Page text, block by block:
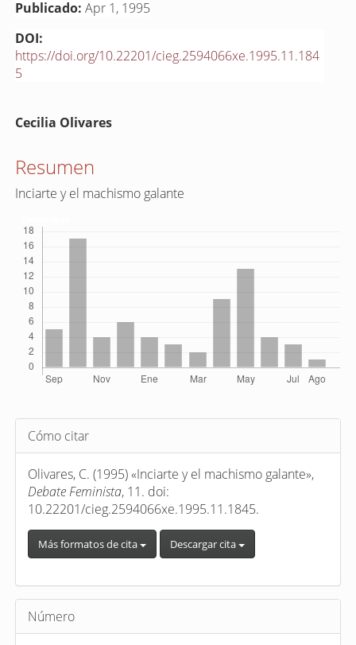
Publicado: Apr 1, 1995
DOI:
https://doi.org/10.22201/cieg.2594066xe.1995.11.184
5
Contenido
del
artículo
Cecilia Olivares
Resumen
Inciarte y el machismo galante
Detalles
del
artículo
Cómo citar
Olivares, C. (1995) «Inciarte y el machismo galante»,
Debate Feminista, 11. doi:
10.22201/cieg.2594066xe.1995.11.1845.
Más formatos de cita Descargar cita
Número